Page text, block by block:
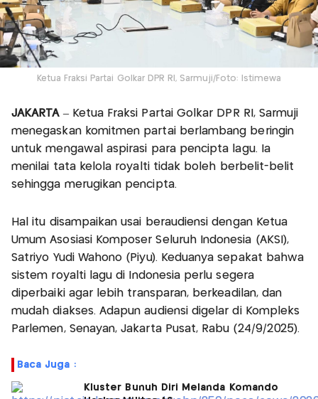
Ketua Fraksi Partai Golkar DPR RI, Sarmuji/Foto: Istimewa
JAKARTA– Ketua Fraksi Partai Golkar DPR RI, Sarmuji
menegaskan komitmen partai berlambang beringin
untuk mengawal aspirasi para pencipta lagu. Ia
menilai tata kelola royalti tidak boleh berbelit-belit
sehingga merugikan pencipta.
Hal itu disampaikan usai beraudiensi dengan Ketua
Umum Asosiasi Komposer Seluruh Indonesia (AKSI),
Satriyo Yudi Wahono (Piyu). Keduanya sepakat bahwa
sistem royalti lagu di Indonesia perlu segera
diperbaiki agar lebih transparan, berkeadilan, dan
mudah diakses. Adapun audiensi digelar di Kompleks
Parlemen, Senayan, Jakarta Pusat, Rabu (24/9/2025).
Baca Juga :
Kluster Bunuh Diri Melanda Komando